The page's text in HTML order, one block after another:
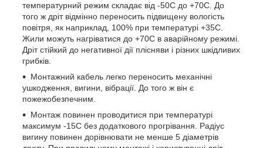
температурний режим складає від -50С до +70С. До
того ж дріт відмінно переносить підвищену вологість
повітря, як наприклад, 100% при температурі +35С.
Жили можуть нагріватися до +70С в аварійному режимі.
Дріт стійкий до негативної дії плісняви і різних шкідливих
грибків.
Монтажний кабель легко переносить механічні
ушкодження, вигини, вібрації. До того ж він є
пожежобезпечним.
Монтаж повинен проводитися при температурі
максимум -15С без додаткового прогрівання. Радіус
вигину повинен дорівнювати не менше 5 діаметрів